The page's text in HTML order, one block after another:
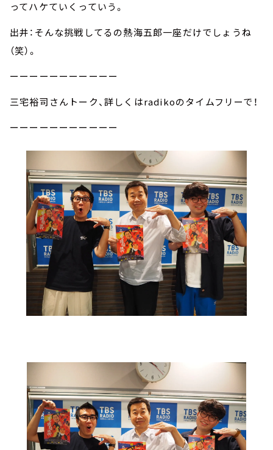
ってハケていくっていう。
出井：そんな挑戦してるの熱海五郎一座だけでしょうね
（笑）。
ーーーーーーーーーーー
三宅裕司さんトーク、詳しくはradikoのタイムフリーで！
ーーーーーーーーーーー